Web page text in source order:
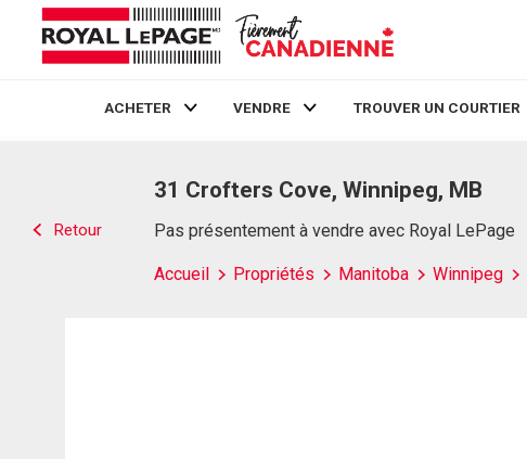
ACHETER VENDRE TROUVER UN COURTIER
Retour
31 Crofters Cove, Winnipeg, MB
Pas présentement à vendre avec Royal LePage
Accueil Propriétés Manitoba Winnipeg